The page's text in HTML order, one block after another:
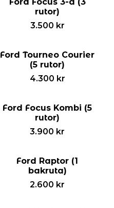
rutor)
3.500 kr
Ford Tourneo Courier
(5 rutor)
4.300 kr
Ford Focus Kombi (5
rutor)
3.900 kr
Ford Raptor (1
bakruta)
2.600 kr